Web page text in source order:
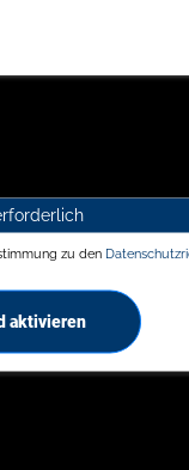
zu den
aktivieren